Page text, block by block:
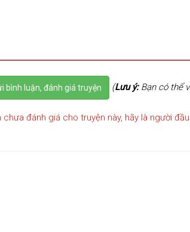
bình luận, đánh giá truyện (Lưu ý:Bạn có thể
chưa đánh giá cho truyện này, hãy là người